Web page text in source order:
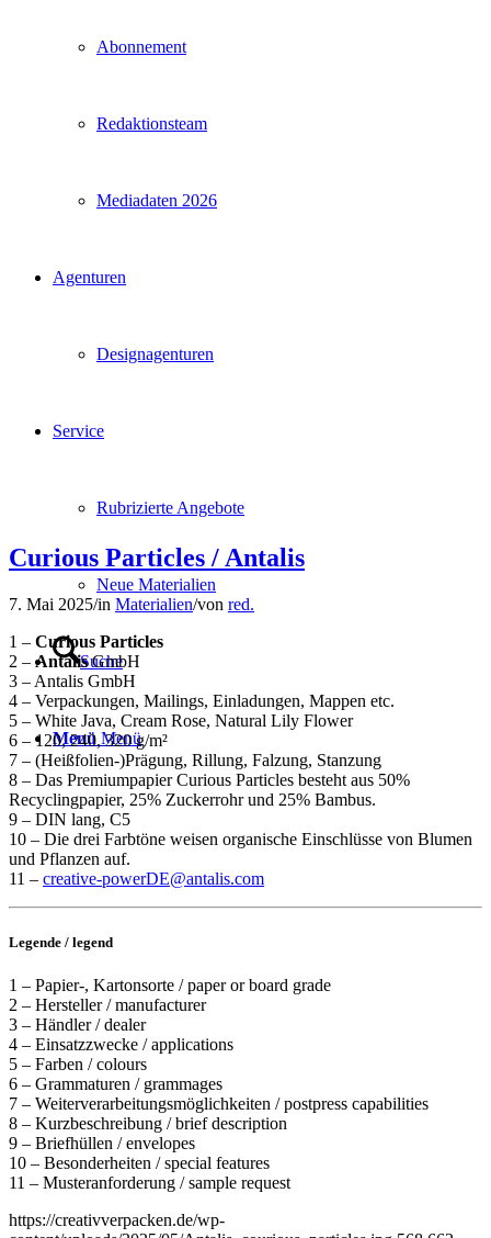
Abonnement
Redaktionsteam
Mediadaten 2026
Agenturen
Designagenturen
Service
Rubrizierte Angebote
Neue Materialien
Suche
Menü Menü
Curious Particles / Antalis
7. Mai 2025/in Materialien/von red.
1 – Curious Particles
2 – AntalisGmbH
3 – Antalis GmbH
4 – Verpackungen, Mailings, Einladungen, Mappen etc.
5 – White Java, Cream Rose, Natural Lily Flower
6 – 120, 240, 320 g/m²
7 – (Heißfolien-)Prägung, Rillung, Falzung, Stanzung
8 – Das Premiumpapier Curious Particles besteht aus 50%
Recyclingpapier, 25% Zuckerrohr und 25% Bambus.
9 – DIN lang, C5
10 – Die drei Farbtöne weisen organische Einschlüsse von Blumen
und Pflanzen auf.
11 – creative-powerDE@antalis.com
Legende / legend
1 – Papier-, Kartonsorte / paper or board grade
2 – Hersteller / manufacturer
3 – Händler / dealer
4 – Einsatzzwecke / applications
5 – Farben / colours
6 – Grammaturen / grammages
7 – Weiterverarbeitungsmöglichkeiten / postpress capabilities
8 – Kurzbeschreibung / brief description
9 – Briefhüllen / envelopes
10 – Besonderheiten / special features
11 – Musteranforderung / sample request
https://creativverpacken.de/wp-